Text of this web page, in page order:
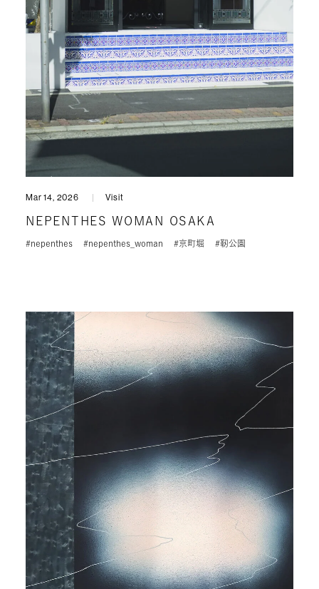
Mar 14, 2026 Visit
NEPENTHES WOMAN OSAKA
#nepenthes #nepenthes_woman #京町堀 #靭公園